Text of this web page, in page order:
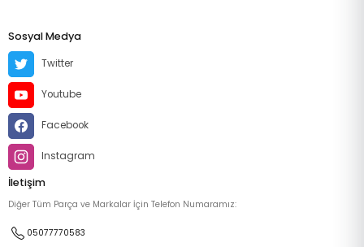
Sosyal Medya
Twitter
Youtube
Facebook
Instagram
İletişim
Diğer Tüm Parça ve Markalar İçin Telefon Numaramız:
05077770583